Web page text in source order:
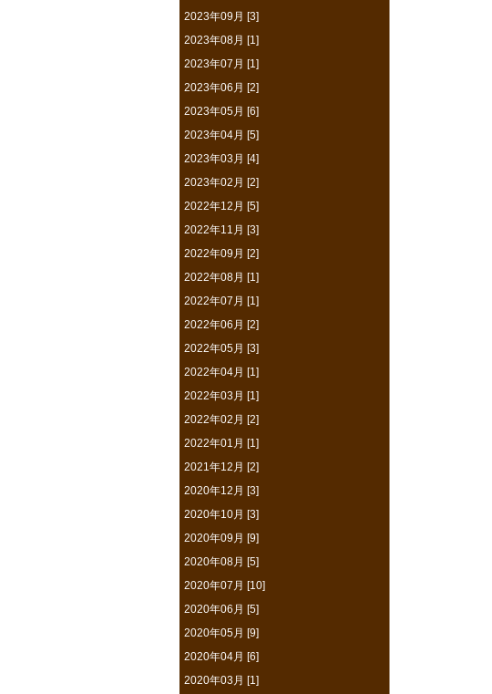
2023年09月 [3]
2023年08月 [1]
2023年07月 [1]
2023年06月 [2]
2023年05月 [6]
2023年04月 [5]
2023年03月 [4]
2023年02月 [2]
2022年12月 [5]
2022年11月 [3]
2022年09月 [2]
2022年08月 [1]
2022年07月 [1]
2022年06月 [2]
2022年05月 [3]
2022年04月 [1]
2022年03月 [1]
2022年02月 [2]
2022年01月 [1]
2021年12月 [2]
2020年12月 [3]
2020年10月 [3]
2020年09月 [9]
2020年08月 [5]
2020年07月 [10]
2020年06月 [5]
2020年05月 [9]
2020年04月 [6]
2020年03月 [1]